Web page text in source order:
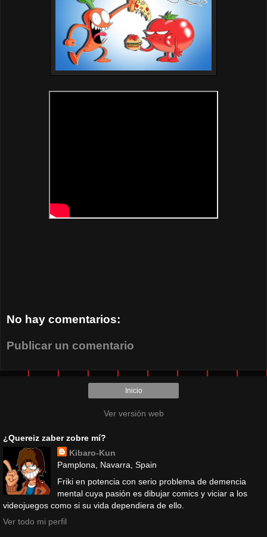
No hay comentarios:
Publicar un comentario
Inicio
Ver versión web
¿Quereiz zaber zobre mí?
Kibaro-Kun
Pamplona, Navarra, Spain
Friki en potencia con serio problema de demencia
mental cuya pasión es dibujar comics y viciar a los
videojuegos como si su vida dependiera de ello.
Ver todo mi perfil